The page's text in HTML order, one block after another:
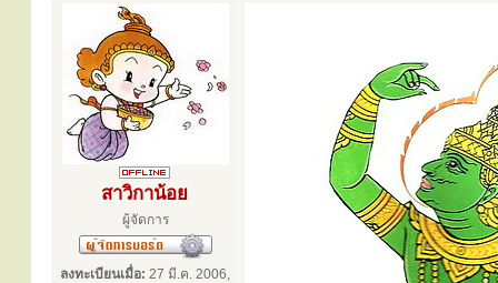
สาวิกาน้อย
ผู้จัดการ
ลงทะเบียนเมื่อ: 27 มี.ค. 2006,